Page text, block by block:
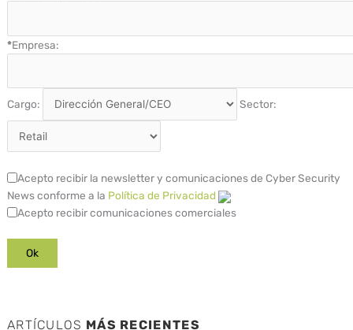
*Empresa:
Cargo: Sector:
Acepto recibir la newsletter y comunicaciones de Cyber Security
News conforme a la Política de Privacidad
Acepto recibir comunicaciones comerciales
ARTÍCULOS MÁS RECIENTES